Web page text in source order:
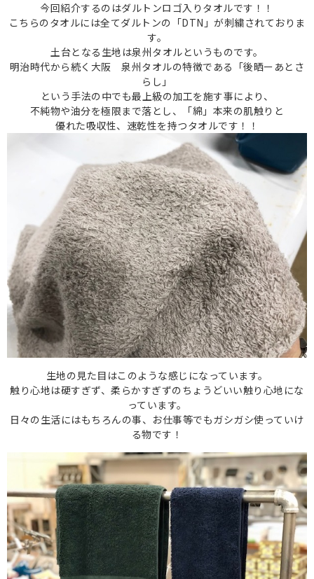
今回紹介するのはダルトンロゴ入りタオルです！！
こちらのタオルには全てダルトンの「DTN」が刺繍されておりま
す。
土台となる生地は泉州タオルというものです。
明治時代から続く大阪 泉州タオルの特徴である「後晒ーあとさ
らし」
という手法の中でも最上級の加工を施す事により、
不純物や油分を極限まで落とし、「綿」本来の肌触りと
優れた吸収性、速乾性を持つタオルです！！
生地の見た目はこのような感じになっています。
触り心地は硬すぎず、柔らかすぎずのちょうどいい触り心地にな
っています。
日々の生活にはもちろんの事、お仕事等でもガシガシ使っていけ
る物です！